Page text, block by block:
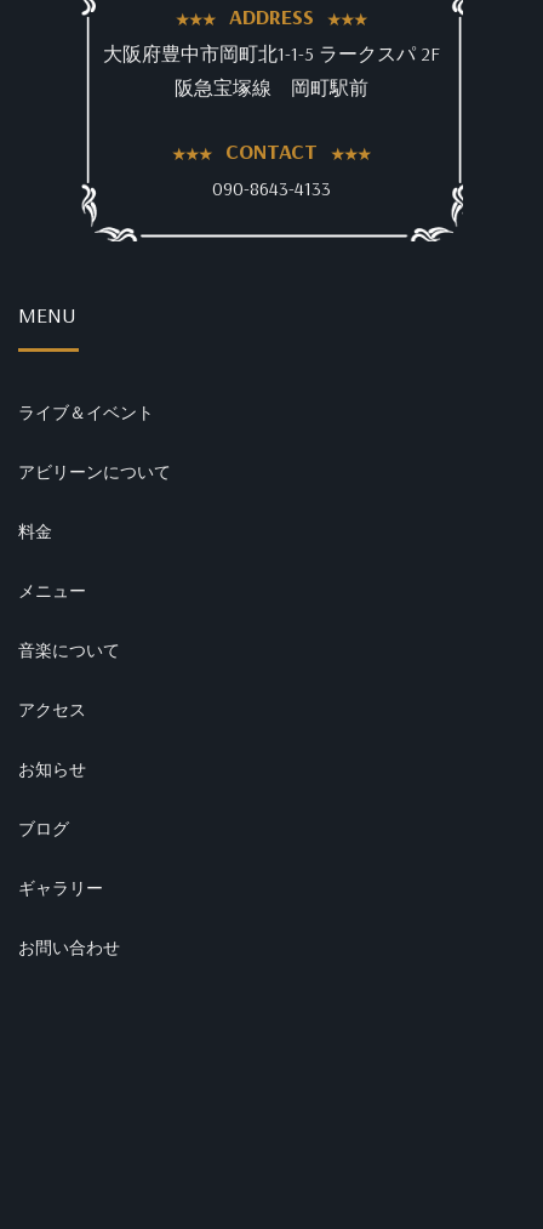
ADDRESS
大阪府豊中市岡町北1-1-5 ラークスパ 2F
阪急宝塚線 岡町駅前
CONTACT
090-8643-4133
MENU
ライブ＆イベント
アビリーンについて
料金
メニュー
音楽について
アクセス
お知らせ
ブログ
ギャラリー
お問い合わせ